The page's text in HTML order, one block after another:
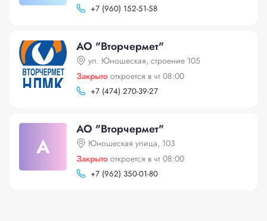
+7 (960) 152-51-58
АО "Вторчермет"
ул. Юношеская, строение 105
Закрыто откроется в чт 08:00
+7 (474) 270-39-27
А
АО "Вторчермет"
Юношеская улица, 103
Закрыто откроется в чт 08:00
+7 (962) 350-01-80